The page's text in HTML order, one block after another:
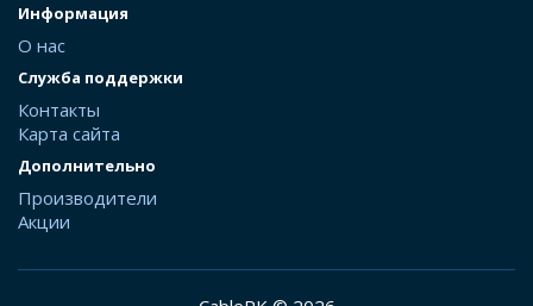
Информация
О нас
Служба поддержки
Контакты
Карта сайта
Дополнительно
Производители
Акции